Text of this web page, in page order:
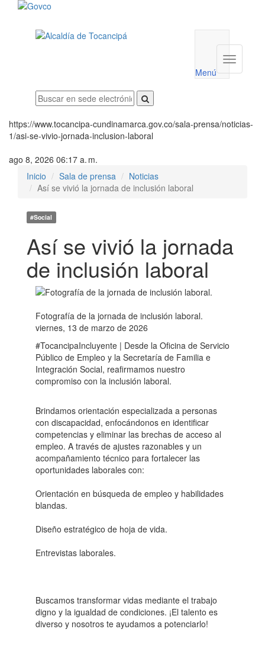
utilidades
Menú
Menú
https://www.tocancipa-cundinamarca.gov.co/sala-prensa/noticias-
1/asi-se-vivio-jornada-inclusion-laboral
ago 8, 2026 06:17 a. m.
Inicio
Sala de prensa
Noticias
Así se vivió la jornada de inclusión laboral
#Social
Así se vivió la jornada
de inclusión laboral
Fotografía de la jornada de inclusión laboral.
viernes, 13 de marzo de 2026
#TocancipaIncluyente | Desde la Oficina de Servicio
Público de Empleo y la Secretaría de Familia e
Integración Social, reafirmamos nuestro
compromiso con la inclusión laboral.
Brindamos orientación especializada a personas
con discapacidad, enfocándonos en identificar
competencias y eliminar las brechas de acceso al
empleo. A través de ajustes razonables y un
acompañamiento técnico para fortalecer las
oportunidades laborales con:
Orientación en búsqueda de empleo y habilidades
blandas.
Diseño estratégico de hoja de vida.
Entrevistas laborales.
Buscamos transformar vidas mediante el trabajo
digno y la igualdad de condiciones. ¡El talento es
diverso y nosotros te ayudamos a potenciarlo!